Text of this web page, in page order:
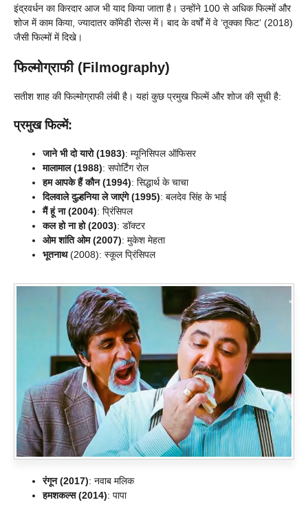
इंद्रवर्धन का किरदार आज भी याद किया जाता है। उन्होंने 100 से अधिक फिल्मों और
शोज में काम किया, ज्यादातर कॉमेडी रोल्स में। बाद के वर्षों में वे ‘तूक्का फिट’ (2018)
जैसी फिल्मों में दिखे।
फिल्मोग्राफी (Filmography)
सतीश शाह की फिल्मोग्राफी लंबी है। यहां कुछ प्रमुख फिल्में और शोज की सूची है:
प्रमुख फिल्में:
जाने भी दो यारो (1983): म्यूनिसिपल ऑफिसर
मालामाल (1988): सपोर्टिंग रोल
हम आपके हैं कौन (1994): सिद्धार्थ के चाचा
दिलवाले दुल्हनिया ले जाएंगे (1995): बलदेव सिंह के भाई
मैं हूं ना (2004): प्रिंसिपल
कल हो ना हो (2003): डॉक्टर
ओम शांति ओम (2007): मुकेश मेहता
भूतनाथ(2008): स्कूल प्रिंसिपल
रंगून (2017): नवाब मलिक
हमशकल्स (2014): पापा